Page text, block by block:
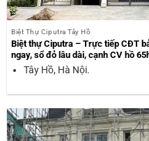
Biệt Thự Ciputra Tây Hồ
Biệt thự Ciputra – Trực tiếp CĐT
ngay, sổ đỏ lâu dài, cạnh CV hồ
Tây Hồ, Hà Nội.